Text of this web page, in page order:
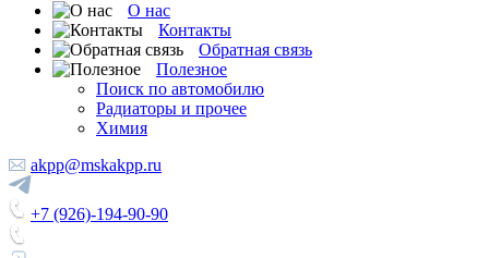
О нас
Контакты
Обратная связь
Полезное
Поиск по автомобилю
Радиаторы и прочее
Химия
akpp@mskakpp.ru
+7 (926)-194-90-90